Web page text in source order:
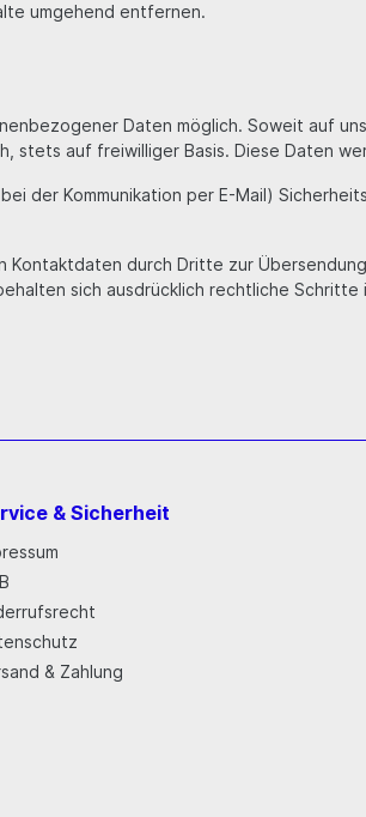
umgehend entfernen.
Daten möglich. Soweit auf
auf freiwilliger Basis. Diese Daten
der Kommunikation per E-Mail)
durch Dritte zur
sich ausdrücklich rechtliche
& Sicherheit
& Zahlung